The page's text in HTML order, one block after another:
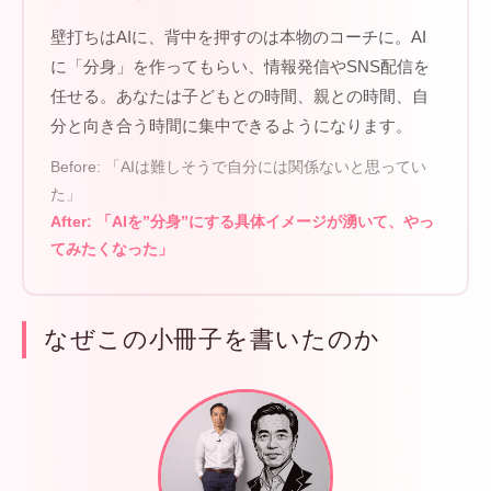
壁打ちはAIに、背中を押すのは本物のコーチに。AI
に「分身」を作ってもらい、情報発信やSNS配信を
任せる。あなたは子どもとの時間、親との時間、自
分と向き合う時間に集中できるようになります。
Before: 「AIは難しそうで自分には関係ないと思ってい
た」
After: 「AIを”分身”にする具体イメージが湧いて、やっ
てみたくなった」
なぜこの小冊子を書いたのか